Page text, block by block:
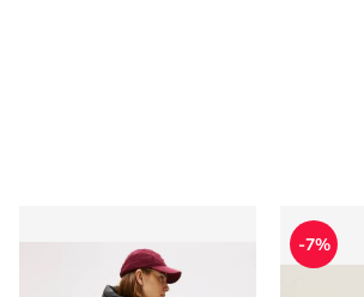
Kurtka damska casualowa TommyKurtka
-7%